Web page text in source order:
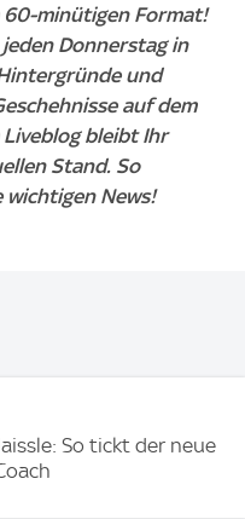
60-minütigen Format!
Donnerstag in
und
auf dem
bleibt Ihr
Stand. So
News!
So tickt der neue